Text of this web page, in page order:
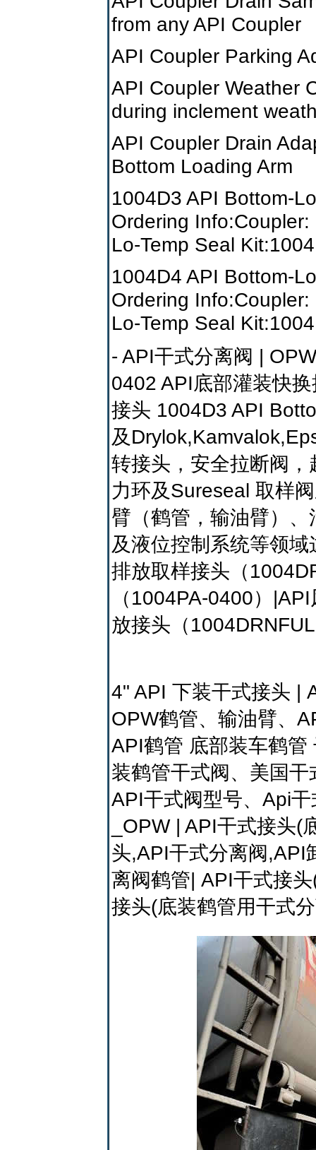
from any API Coupler
API Coupler Parking
API Coupler Weather
during inclement
API Coupler Drain
Bottom Loading Arm
1004D3 API Bottom-
Ordering
Lo-Temp Seal
1004D4 API Bottom-
Ordering
Lo-Temp Seal
- API干式分离阀 |
0402 API底部灌装快
接头 1004D3 API
及
转接头，安全拉断阀
力环及Sureseal 取样
臂（鹤管，输油臂）
及液位控制系统等领
排放取样接头（
（1004PA-0400）
放接头（
4" API 下装干式接头 |
OPW鹤管、输油臂、
API鹤管 底部装车鹤管
装鹤管干式阀、美国
API干式阀型号、Api
_OPW | API干式接头
头,API干式分离阀,API
离阀鹤管| API干式接
接头(底装鹤管用干式